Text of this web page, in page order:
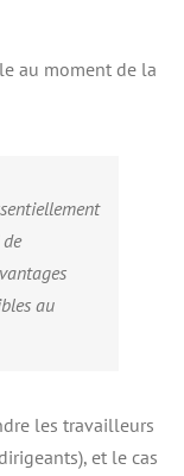
au moment de la
au
les travailleurs
et le cas